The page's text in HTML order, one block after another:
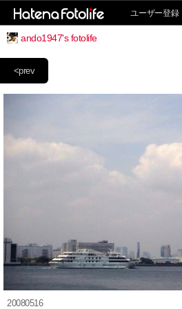
ユーザー登録
ando1947's fotolife
<prev
20080516